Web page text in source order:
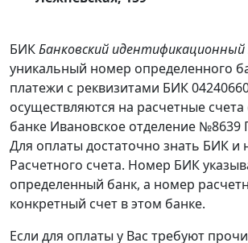
БИКБанковский идентификационный
уникальный номер определенного
платежи с реквизитами БИК
осуществляются на расчетные
банке Ивановское отделение
Для оплаты достаточно знать БИК и
Расчетного счета. Номер БИК
определенный банк, а номер
конкретный счет в этом банке.
Если для оплаты у Вас требуют